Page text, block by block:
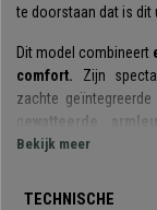
te doorstaan dat is dit
Dit model combineert
comfort. Zijn
zachte
ewatteerde
stevigheid en stabiliteit
Bekijk meer
TECHNISCHE